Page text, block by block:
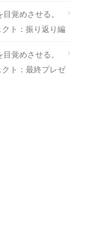
覚めさせる。
ト：振り返り編
覚めさせる。
ト：最終プレゼ